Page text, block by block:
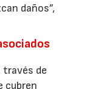
daños”,
través de
cubren